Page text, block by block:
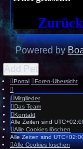
Powered by
Add Pet
Portal Foren-Übersicht
Mitglieder
Das Team
Kontakt
Alle Zeiten sind
Alle Cookies löschen
Alle Zeiten sind
Alle Cookies löschen